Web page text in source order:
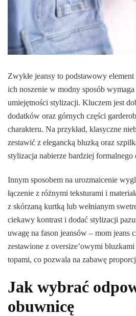
Zwykłe jeansy to podstawowy
ich noszenie w modny sposób
umiejętności stylizacji. Kluczem jest
dodatków oraz górnych części
charakteru. Na przykład, klasyczne
zestawić z elegancką bluzką oraz
stylizacja nabierze bardziej formalnego
Innym sposobem na urozmaicenie
łączenie z różnymi teksturami i
z skórzaną kurtką lub wełnianym
ciekawy kontrast i dodać stylizacji
uwagę na fason jeansów – mom jeans
zestawione z oversize’owymi
topami, co pozwala na zabawę
Jak wybrać
obuwnicę